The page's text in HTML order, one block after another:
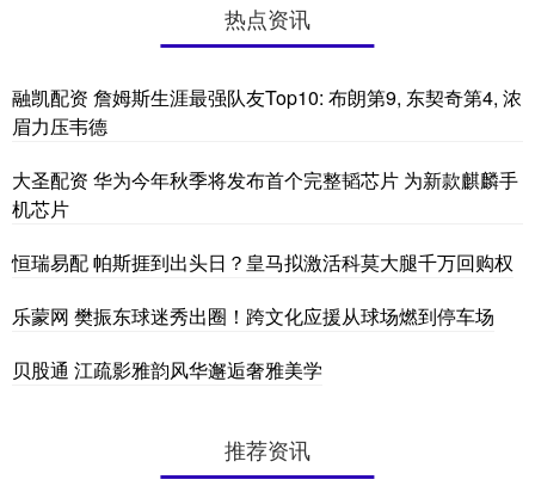
热点资讯
融凯配资 詹姆斯生涯最强队友Top10: 布朗第9, 东契奇第4, 浓
眉力压韦德
大圣配资 华为今年秋季将发布首个完整韬芯片 为新款麒麟手
机芯片
恒瑞易配 帕斯捱到出头日？皇马拟激活科莫大腿千万回购权
乐蒙网 樊振东球迷秀出圈！跨文化应援从球场燃到停车场
贝股通 江疏影雅韵风华邂逅奢雅美学
推荐资讯